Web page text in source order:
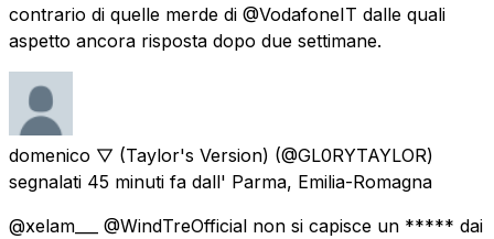
contrario di quelle merde di @VodafoneIT dalle quali
aspetto ancora risposta dopo due settimane.
domenico ▽ (Taylor's Version) (@GL0RYTAYLOR)
segnalati 45 minuti fa dall' Parma, Emilia-Romagna
@xelam___ @WindTreOfficial non si capisce un ***** dai